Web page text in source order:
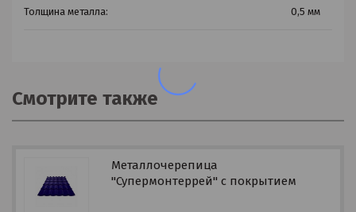
Толщина металла: 0,5 мм
Смотрите также
Металлочерепица
"Супермонтеррей" с покрытием